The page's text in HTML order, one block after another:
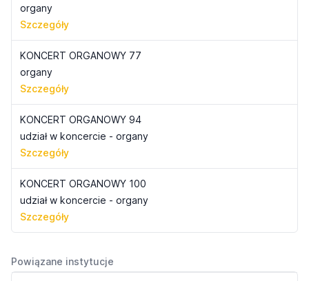
organy
Szczegóły
KONCERT ORGANOWY 77
organy
Szczegóły
KONCERT ORGANOWY 94
udział w koncercie - organy
Szczegóły
KONCERT ORGANOWY 100
udział w koncercie - organy
Szczegóły
Powiązane instytucje